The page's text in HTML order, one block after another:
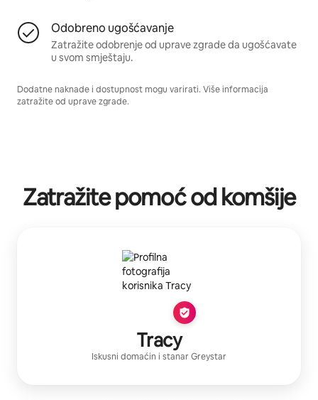
Odobreno ugošćavanje
Zatražite odobrenje od uprave zgrade da ugošćavate
u svom smještaju.
Dodatne naknade i dostupnost mogu varirati. Više informacija
zatražite od uprave zgrade.
Zatražite pomoć od komšije
Tracy
Iskusni domaćin i stanarGreystar